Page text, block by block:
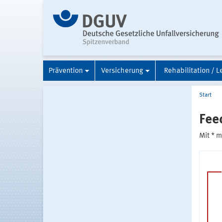
Prävention Versicherung Rehabilitation /
Start
Mit *